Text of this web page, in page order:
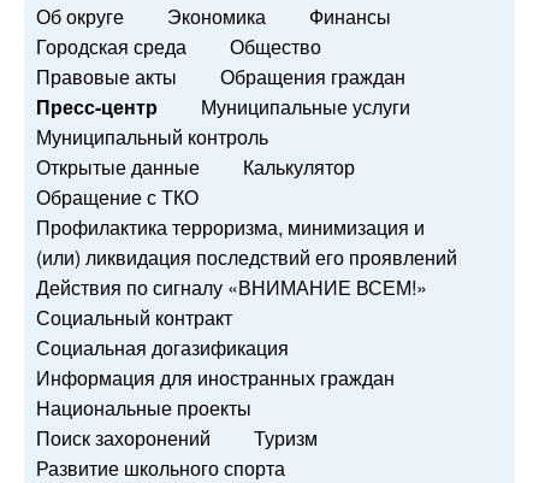
Об округе Экономика
Финансы
Городская среда
Общество
Правовые акты
Обращения граждан
Пресс-центр
Муниципальные услуги
Муниципальный контроль
Открытые данные
Калькулятор
Обращение с ТКО
Профилактика терроризма, минимизация и
(или) ликвидация последствий его проявлений
Действия по сигналу «ВНИМАНИЕ ВСЕМ!»
Социальный контракт
Социальная догазификация
Информация для иностранных граждан
Национальные проекты
Поиск захоронений
Туризм
Развитие школьного спорта